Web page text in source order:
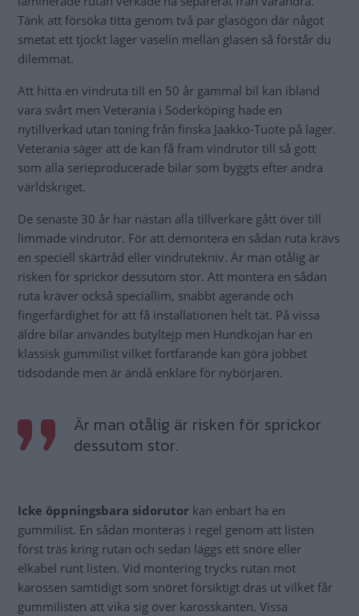
Tänk att försöka titta genom två par glasögon där något
smetat ett tjockt lager vaselin mellan glasen så förstår du
dilemmat.
Att hitta en vindruta till en 50 år gammal bil kan ibland
vara svårt men Veterania i Söderköping hade en
nytillverkad utan toning från finska Jaakko-Tuote på lager.
Veterania säger att de kan få fram vindrutor till så gott
som alla serieproducerade bilar som byggts efter andra
världskriget.
De senaste 30 år har nästan alla tillverkare gått över till
limmade vindrutor. För att demontera en sådan ruta krävs
en speciell skärtråd eller vindrutekniv. Är man otålig är
risken för sprickor dessutom stor. Att montera en sådan
ruta kräver också speciallim, snabbt agerande och
fingerfärdighet för att få installationen helt tät. På vissa
äldre bilar användes butyltejp men Hundkojan har en
klassisk gummilist vilket fortfarande kan göra jobbet
tidsödande men är ändå enklare för nybörjaren.
Är man otålig är risken för sprickor
dessutom stor.
Icke öppningsbara sidorutor kan enbart ha en
gummilist. En sådan monteras i regel genom att listen
först träs kring rutan och sedan läggs ett snöre eller
elkabel runt listen. Vid montering trycks rutan mot
karossen samtidigt som snöret försiktigt dras ut vilket får
gummilisten att vika sig över karosskanten. Vissa